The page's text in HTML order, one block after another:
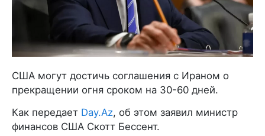
США могут достичь соглашения с Ираном о
прекращении огня сроком на 30-60 дней.
Как передает Day.Az, об этом заявил министр
финансов США Скотт Бессент.